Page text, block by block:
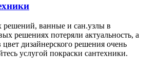
решений, ванные и сан.узлы в
решениях потеряли актуальность, а
дизайнерского решения очень
услугой покраски сантехники.